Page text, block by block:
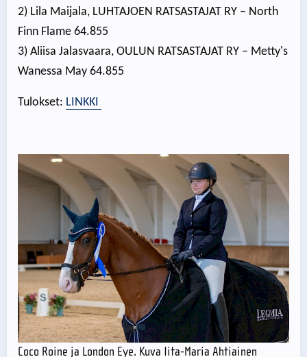
2) Lila Maijala, LUHTAJOEN RATSASTAJAT RY – North
Finn Flame 64.855
3) Aliisa Jalasvaara, OULUN RATSASTAJAT RY – Metty's
Wanessa May 64.855
Tulokset: LINKKI
Coco Roine ja London Eye. Kuva Iita-Maria Ahtiainen